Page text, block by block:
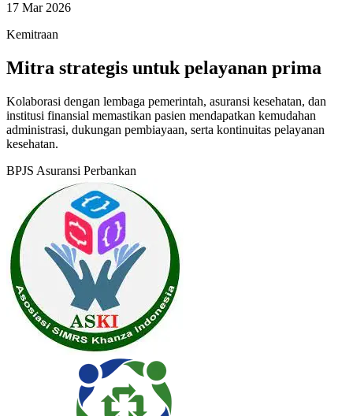
17 Mar 2026
Kemitraan
Mitra strategis untuk pelayanan prima
Kolaborasi dengan lembaga pemerintah, asuransi kesehatan, dan
institusi finansial memastikan pasien mendapatkan kemudahan
administrasi, dukungan pembiayaan, serta kontinuitas pelayanan
kesehatan.
BPJS Asuransi Perbankan